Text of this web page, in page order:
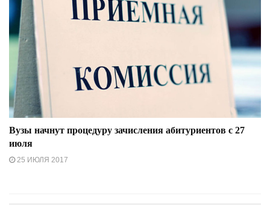
Вузы начнут процедуру зачисления абитуриентов с 27
июля
25 ИЮЛЯ 2017